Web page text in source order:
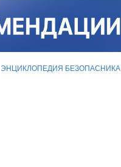
ЭНЦИКЛОПЕДИЯ БЕЗОПАСНИКА